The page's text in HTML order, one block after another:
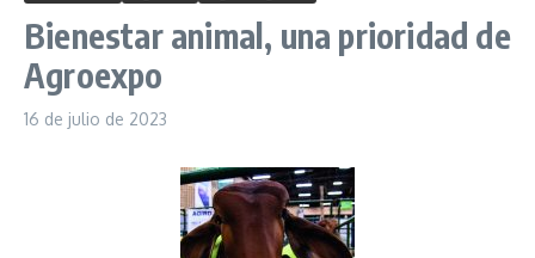
Bienestar animal, una prioridad de
Agroexpo
16 de julio de 2023